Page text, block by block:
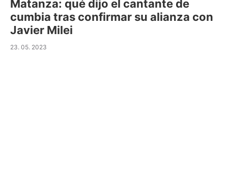
Matanza: qué dijo el cantante de
cumbia tras confirmar su alianza con
Javier Milei
23. 05. 2023